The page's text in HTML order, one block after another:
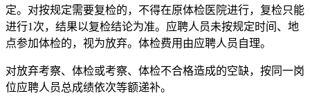
定。对按规定需要复检的，不得在原体检医院进行，复检只能
进行1次，结果以复检结论为准。应聘人员未按规定时间、地
点参加体检的，视为放弃。体检费用由应聘人员自理。
对放弃考察、体检或考察、体检不合格造成的空缺，按同一岗
位应聘人员总成绩依次等额递补。